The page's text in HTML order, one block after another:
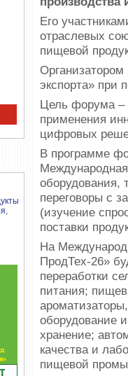
Его
отраслевых
пищевой
экспорта» при
Цель форума –
применения
цифровых
В программе
оборудования,
переговоры с
(изучение
поставки
На
ПродТех-26»
переработки
питания;
оборудование
хранение;
качества и
пищевой